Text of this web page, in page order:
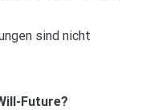
sind nicht
Future?